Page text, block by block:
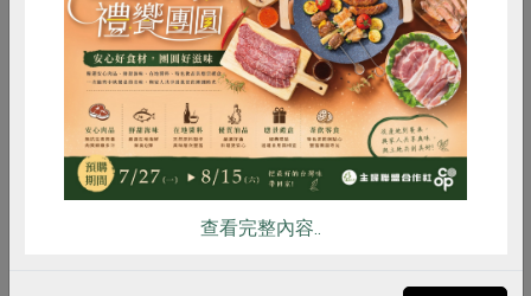
惜食 RPET 食譜 減硝酸鹽
雞蛋 食安 共同購買
查看完整內容..